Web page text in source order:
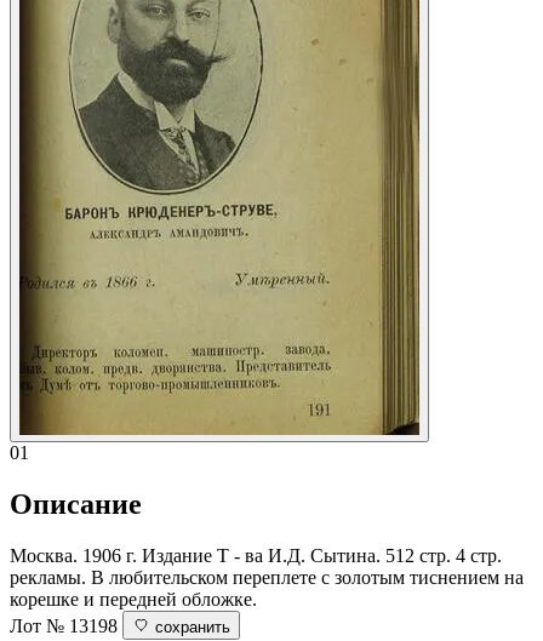
01
Описание
Москва. 1906 г. Издание Т - ва И.Д. Сытина. 512 стр. 4 стр.
рекламы. В любительском переплете с золотым тиснением на
корешке и передней обложке.
Лот № 13198
сохранить